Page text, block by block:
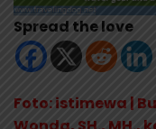
Spread the love
Foto: istimewa |